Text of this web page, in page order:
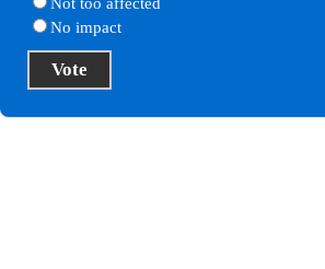
No impact